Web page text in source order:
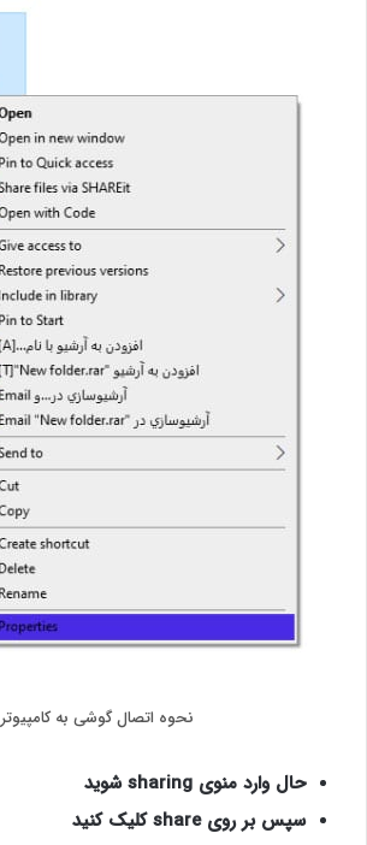
نحوه اتصال گوشی به کامپیوتر
حال وارد منوی sharing شوید
سپس بر روی share کلیک کنید